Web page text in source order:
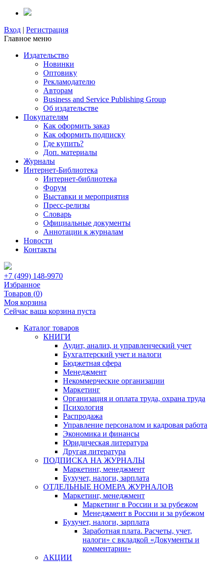
Вход | Регистрация
Главное меню
Издательство
Новинки
Оптовику
Рекламодателю
Авторам
Business and Service Publishing Group
Об издательстве
Покупателям
Как оформить заказ
Как оформить подписку
Где купить?
Доп. материалы
Журналы
Интернет-Библиотека
Интернет-библиотека
Форум
Выставки и мероприятия
Пресс-релизы
Словарь
Официальные документы
Аннотации к журналам
Новости
Контакты
+7 (499) 148-9970
Избранное
Товаров (0)
Моя корзина
Сейчас ваша корзина пуста
Каталог товаров
КНИГИ
Аудит, анализ, и управленческий учет
Бухгалтерский учет и налоги
Бюджетная сфера
Менеджмент
Некоммерческие организации
Маркетинг
Организация и оплата труда, охрана труда
Психология
Распродажа
Управление персоналом и кадровая работа
Экономика и финансы
Юридическая литература
Другая литература
ПОДПИСКА НА ЖУРНАЛЫ
Маркетинг, менеджмент
Бухучет, налоги, зарплата
ОТДЕЛЬНЫЕ НОМЕРА ЖУРНАЛОВ
Маркетинг, менеджмент
Маркетинг в России и за рубежом
Менеджмент в России и за рубежом
Бухучет, налоги, зарплата
Заработная плата. Расчеты, учет,
налоги» с вкладкой «Документы и
комментарии»
АКЦИИ